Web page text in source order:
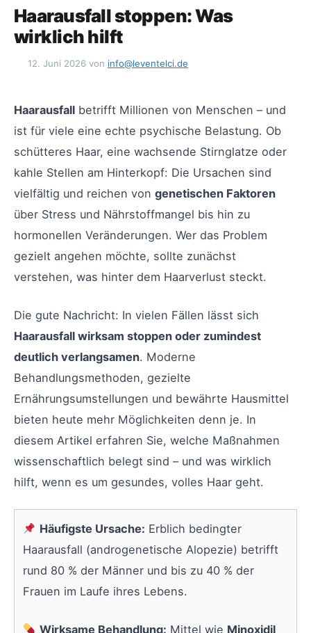
Haarausfall stoppen: Was
wirklich hilft
12. Juni 2026 von info@leventelci.de
Haarausfall betrifft Millionen von Menschen – und
ist für viele eine echte psychische Belastung. Ob
schütteres Haar, eine wachsende Stirnglatze oder
kahle Stellen am Hinterkopf: Die Ursachen sind
vielfältig und reichen von genetischen Faktoren
über Stress und Nährstoffmangel bis hin zu
hormonellen Veränderungen. Wer das Problem
gezielt angehen möchte, sollte zunächst
verstehen, was hinter dem Haarverlust steckt.
Die gute Nachricht: In vielen Fällen lässt sich
Haarausfall wirksam stoppen oder zumindest
deutlich verlangsamen. Moderne
Behandlungsmethoden, gezielte
Ernährungsumstellungen und bewährte Hausmittel
bieten heute mehr Möglichkeiten denn je. In
diesem Artikel erfahren Sie, welche Maßnahmen
wissenschaftlich belegt sind – und was wirklich
hilft, wenn es um gesundes, volles Haar geht.
Häufigste Ursache: Erblich bedingter
Haarausfall (androgenetische Alopezie) betrifft
rund 80 % der Männer und bis zu 40 % der
Frauen im Laufe ihres Lebens.
Wirksame Behandlung: Mittel wie Minoxidil